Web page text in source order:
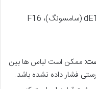
dE/DL (ال جی)، dE1/dC (سامسونگ)، F16
ممکن است لباس ها بین
فشار داده نشده باشد.